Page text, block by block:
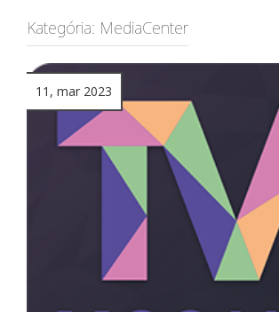
Kategória: MediaCenter
11, mar 2023